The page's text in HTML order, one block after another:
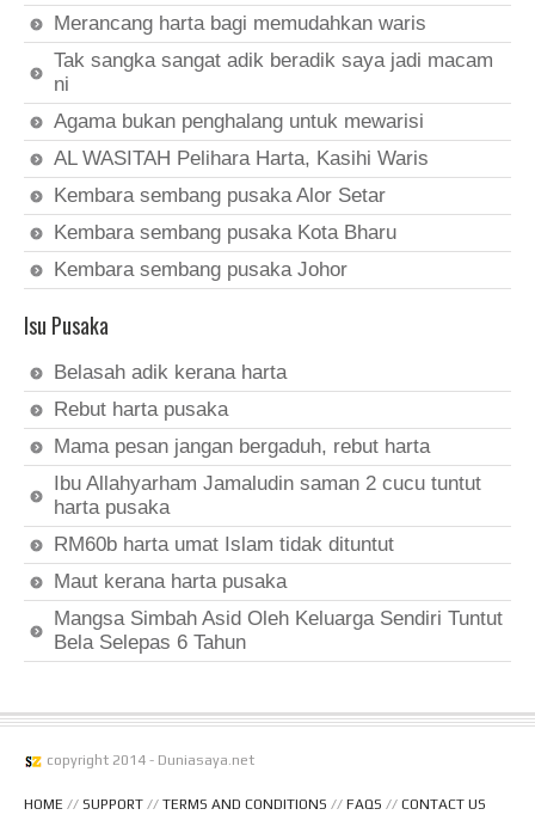
Merancang harta bagi memudahkan waris
Tak sangka sangat adik beradik saya jadi macam
ni
Agama bukan penghalang untuk mewarisi
AL WASITAH Pelihara Harta, Kasihi Waris
Kembara sembang pusaka Alor Setar
Kembara sembang pusaka Kota Bharu
Kembara sembang pusaka Johor
Isu Pusaka
Belasah adik kerana harta
Rebut harta pusaka
Mama pesan jangan bergaduh, rebut harta
Ibu Allahyarham Jamaludin saman 2 cucu tuntut
harta pusaka
RM60b harta umat Islam tidak dituntut
Maut kerana harta pusaka
Mangsa Simbah Asid Oleh Keluarga Sendiri Tuntut
Bela Selepas 6 Tahun
copyright 2014 - Duniasaya.net
HOME // SUPPORT // TERMS AND CONDITIONS // FAQS // CONTACT US